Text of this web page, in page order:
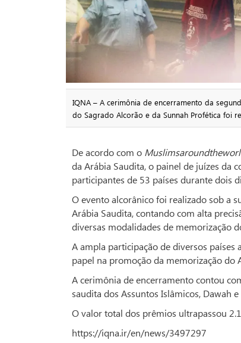
IQNA – A cerimônia de encerramento da
do Sagrado Alcorão e da Sunnah Profética foi
De acordo com o
da Arábia Saudita, o painel de juízes da
participantes de 53 países durante dois
O evento alcorânico foi realizado sob a
Arábia Saudita, contando com alta
diversas modalidades de memorização
A ampla participação de diversos países
papel na promoção da memorização do
A cerimônia de encerramento contou
saudita dos Assuntos Islâmicos, Dawah
O valor total dos prêmios ultrapassou
https://iqna.ir/en/news/3497297